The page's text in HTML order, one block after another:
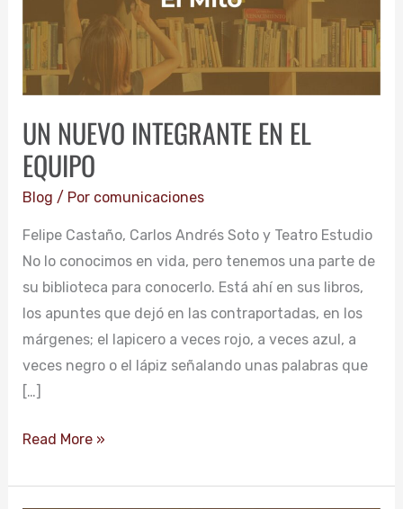
UN NUEVO INTEGRANTE EN EL
EQUIPO
Blog / Por comunicaciones
Felipe Castaño, Carlos Andrés Soto y Teatro Estudio
No lo conocimos en vida, pero tenemos una parte de
su biblioteca para conocerlo. Está ahí en sus libros,
los apuntes que dejó en las contraportadas, en los
márgenes; el lapicero a veces rojo, a veces azul, a
veces negro o el lápiz señalando unas palabras que
[…]
EQUIPO
Read More »